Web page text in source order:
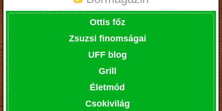
Ottis főz
Zsuzsi finomságai
UFF blog
Grill
Életmód
Csokivilág